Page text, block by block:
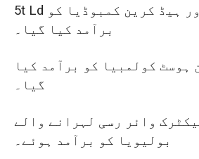
5t Ld سنگل گرڈر اوور ہیڈ کرین کمبوڈیا کو
برآمد کیا گیا۔
ہوسٹ کولمبیا کو برآمد کیا
گیا۔
وائر رسی لہرانے والے
بولیویا کو برآمد ہوئے۔